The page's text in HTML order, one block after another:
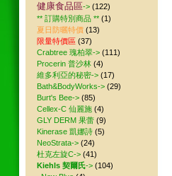
健康食品區-> (122)
** 訂購特別商品 ** (1)
夏日防曬特價 (13)
限量特價區 (37)
Crabtree 瑰柏翠-> (111)
Procerin 普沙林 (4)
維多利亞的秘密-> (17)
Bath&BodyWorks-> (29)
Burt's Bee-> (85)
Cellex-C 仙麗施 (4)
GLY DERM 果蕾 (9)
Kinerase 凱娜詩 (5)
NeoStrata-> (24)
杜克左旋C-> (41)
Kiehls 契爾氏-> (104)